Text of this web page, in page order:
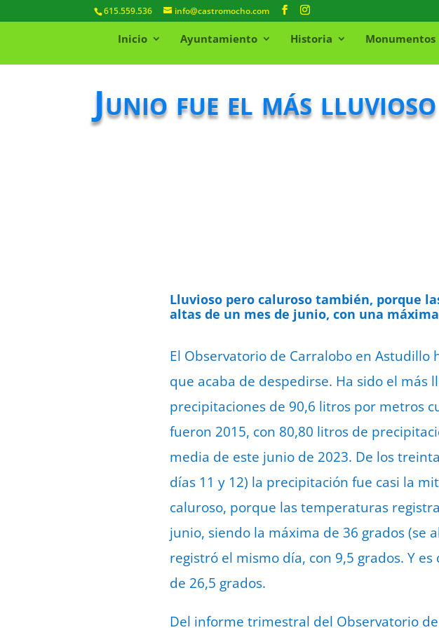
615.559.536 info@castromocho.com
Inicio Ayuntamiento Historia Monumentos
Junio fue el más
Lluvioso pero caluroso también, porque
altas de un mes de junio, con una máxima
El Observatorio de Carralobo en
que acaba de despedirse. Ha sido el más
precipitaciones de 90,6 litros por metros
fueron 2015, con 80,80 litros de
media de este junio de 2023. De los
días 11 y 12) la precipitación fue casi la
caluroso, porque las temperaturas
junio, siendo la máxima de 36 grados (se
registró el mismo día, con 9,5 grados. Y
de 26,5 grados.
Del informe trimestral del Observatorio